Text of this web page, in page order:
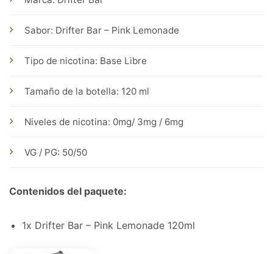
Sabor: Drifter Bar – Pink Lemonade
Tipo de nicotina: Base Libre
Tamaño de la botella: 120 ml
Niveles de nicotina: 0mg/ 3mg / 6mg
VG / PG: 50/50
Contenidos del paquete:
1x Drifter Bar – Pink Lemonade 120ml